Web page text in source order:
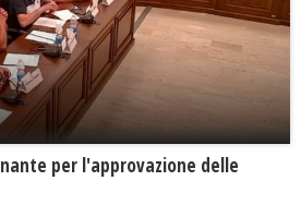
per l'approvazione delle